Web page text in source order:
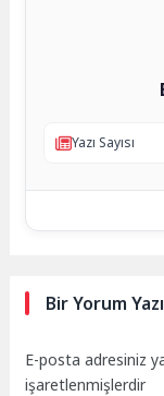
Yazı Sayısı
Bir Yorum
E-posta adresiniz
işaretlenmişlerdir